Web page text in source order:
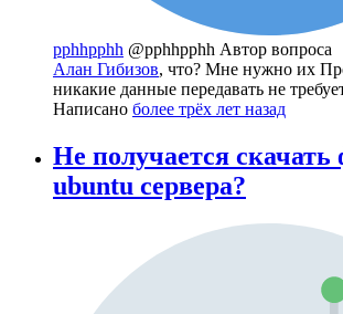
pphhpphh @pphhpphh Автор вопроса
Алан Гибизов, что? Мне нужно их
никакие данные передавать не
Написано более трёх лет назад
Не получается скачать
ubuntu сервера?